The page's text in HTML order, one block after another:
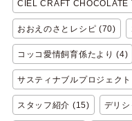
CIEL CRAFT CHOCOLATE
おおえのさとレシピ (70)
コッコ愛情飼育係たより (4)
サスティナブルプロジェク
スタッフ紹介 (15) デリ